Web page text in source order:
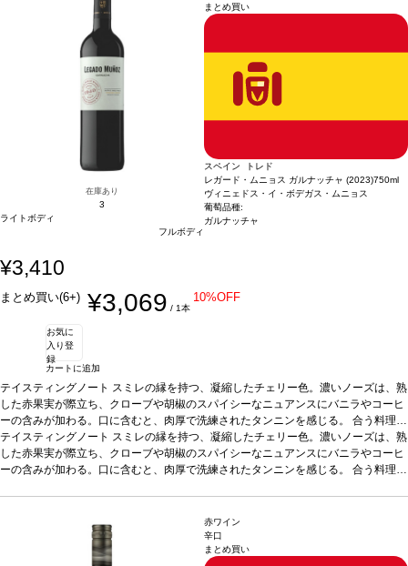
とに合意し、スタートしました。フランスとスペインの2つの文化、そしてロラン
が造るクラシックかつ国際的なワインスタイルと、アラエックス・グラン・スペイ
ン・ファインワインズのワインに象徴されるモダンなワインスが融合しています。
EC担当Oの感想：良い意味で「スペイン・プリオラート」のイメージを変えてくれ
た、至極の1本です。複雑な香りと滑らかで奥行きのある味わいは、ワインに集中
して飲みたい日にぜひあけてみてください。生産者からも絶対皆好きになってもら
える味わいだよ！と言われたイチオシです。濃厚な味わいがお好きな方や、酸味が
ロジェクトは2010年、フランスの著名なワインメーカーでありコンサルタントでも
あるミシェル・ロランが、アラエックス・グランの創業者兼CEOであるハビエル・
ガラレタと協力し、スペインの最高のテロワールでプレミアムワインを生産するこ
とに合意し、スタートしました。フランスとスペインの2つの文化、そしてロラン
が造るクラシックかつ国際的なワインスタイルと、アラエックス・グラン・スペイ
ン・ファインワインズのワインに象徴されるモダンなワインスが融合しています。
EC担当Oの感想：良い意味で「スペイン・プリオラート」のイメージを変えてくれ
た、至極の1本です。複雑な香りと滑らかで奥行きのある味わいは、ワインに集中
して飲みたい日にぜひあけてみてください。生産者からも絶対皆好きになってもら
える味わいだよ！と言われたイチオシです。濃厚な味わいがお好きな方や、酸味が
在庫あり
3
ライトボディ
フルボディ
まとめ買い
スペイン トレド
レガード・ムニョス ガルナッチャ (2023)750ml
ヴィニェドス・イ・ボデガス・ムニョス
葡萄品種:
ガルナッチャ
¥3,410
まとめ買い(6+) ¥3,069 / 1本
10%OFF
お気に
入り登
録
カートに追加
テイスティングノート スミレの縁を持つ、凝縮したチェリー色。濃いノーズは、熟
した赤果実が際立ち、クローブや胡椒のスパイシーなニュアンスにバニラやコーヒ
ーの含みが加わる。口に含むと、肉厚で洗練されたタンニンを感じる。 合う料理肉
の煮込み料理、パスタ、半熟成チーズ、タパスなどと好相性。葡萄品種100% ガ
ルナッチャ*本ヴィンテージが在庫切れの場合、在庫があり価格が同様の場合は自
動的に次のヴィンテージに変更されます、ご了承ください。
テイスティングノート スミレの縁を持つ、凝縮したチェリー色。濃いノーズは、熟
した赤果実が際立ち、クローブや胡椒のスパイシーなニュアンスにバニラやコーヒ
ーの含みが加わる。口に含むと、肉厚で洗練されたタンニンを感じる。 合う料理肉
動的に次のヴィンテージに変更されます、ご了承ください。
赤ワイン
辛口
まとめ買い